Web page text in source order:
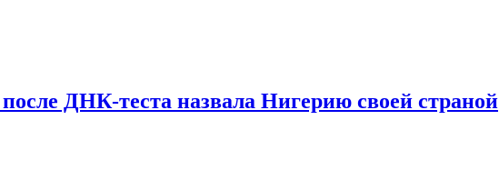
ДНК-теста назвала Нигерию своей страной